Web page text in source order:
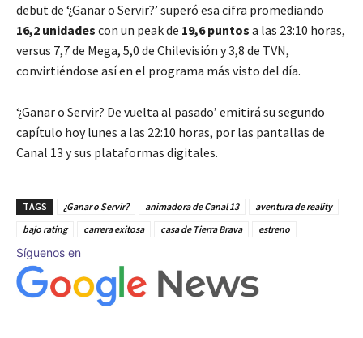
debut de ‘¿Ganar o Servir?’ superó esa cifra promediando
16,2 unidades con un peak de 19,6 puntos a las 23:10 horas,
versus 7,7 de Mega, 5,0 de Chilevisión y 3,8 de TVN,
convirtiéndose así en el programa más visto del día.
‘¿Ganar o Servir? De vuelta al pasado’ emitirá su segundo
capítulo hoy lunes a las 22:10 horas, por las pantallas de
Canal 13 y sus plataformas digitales.
TAGS ¿Ganar o Servir? animadora de Canal 13
aventura de reality
bajo rating
carrera exitosa casa de Tierra Brava estreno
Síguenos en